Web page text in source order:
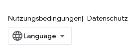
Nutzungsbedingungen Datenschutz